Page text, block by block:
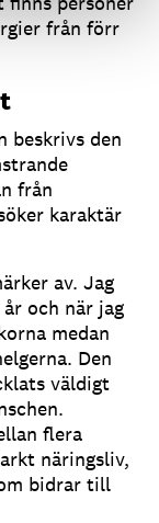
från förr
beskrivs den
från
karaktär
av. Jag
och när jag
medan
Den
väldigt
flera
näringsliv,
bidrar till